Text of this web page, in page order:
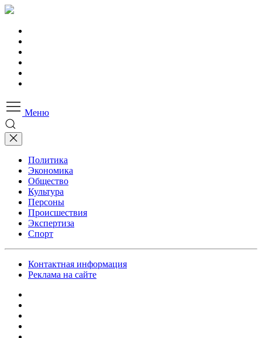
Меню
Политика
Экономика
Общество
Культура
Персоны
Происшествия
Экспертиза
Спорт
Контактная информация
Реклама на сайте